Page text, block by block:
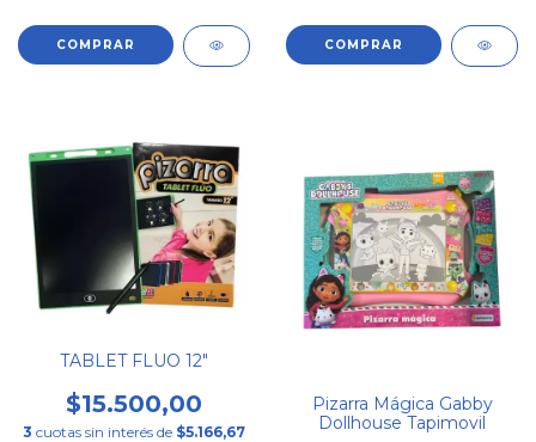
TABLET FLUO 12"
$15.500,00
3 cuotas sin interés de $5.166,67
Pizarra Mágica Gabby
Dollhouse Tapimovil